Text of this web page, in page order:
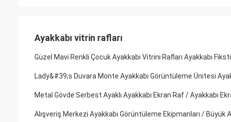
Ayakkabı vitrin rafları
Güzel Mavi Renkli Çocuk Ayakkabı Vitrini Rafları Ayakkabı
Lady&#39;s Duvara Monte Ayakkabı Görüntüleme Ünitesi
Metal Gövde Serbest Ayaklı Ayakkabı Ekran Raf / Ayakkabı
Alışveriş Merkezi Ayakkabı Görüntüleme Ekipmanları / Büyük